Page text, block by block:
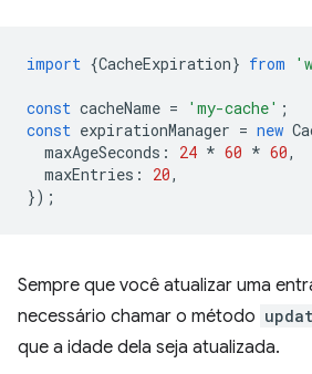
import {CacheExpiration} from
const cacheName = 'my-cache' ;
const expirationManager = new
maxAgeSeconds : 24 * 60 * 60,
maxEntries : 20,
});
Sempre que você atualizar uma
necessário chamar o método
que a idade dela seja atualizada.